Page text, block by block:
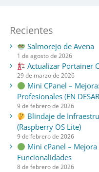
Recientes
Salmorejo de Avena
1 de agosto de 2026
Actualizar Portainer
29 de marzo de 2026
Mini CPanel –
Profesionales (EN
9 de febrero de 2026
Blindaje de
(Raspberry OS Lite)
9 de febrero de 2026
Mini cPanel –
Funcionalidades
8 de febrero de 2026